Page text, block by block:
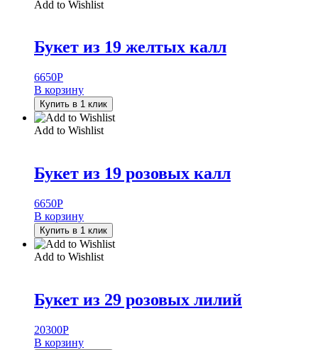
Add to Wishlist
Букет из 19 желтых калл
6650Р
В корзину
Купить в 1 клик
Add to Wishlist
Букет из 19 розовых калл
6650Р
В корзину
Купить в 1 клик
Add to Wishlist
Букет из 29 розовых лилий
20300Р
В корзину